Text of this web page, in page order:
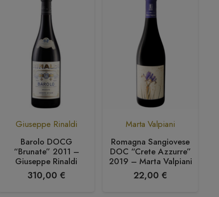
Giuseppe Rinaldi
Barolo DOCG
“Brunate” 2011 –
Giuseppe Rinaldi
310,00 €
Marta Valpiani
Romagna Sangiovese
DOC “Crete Azzurre”
2019 – Marta Valpiani
22,00 €